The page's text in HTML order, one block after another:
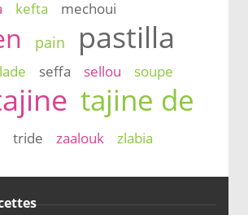
kefta mechoui
pain pastilla
seffa sellou soupe
tajine de
tride zaalouk zlabia